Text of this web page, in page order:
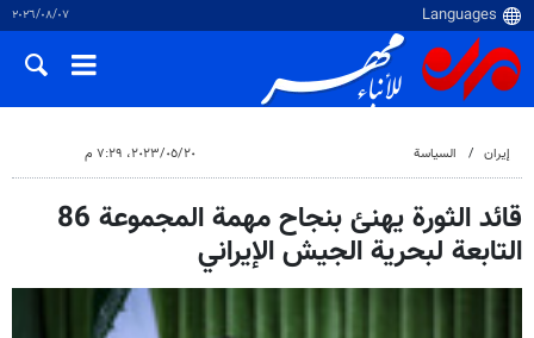
٠٧‏/٠٨‏/٢٠٢٦
إيران السياسة ٢٠‏/٠٥‏/٢٠٢٣، ٧:٢٩ م
قائد الثورة يهنئ بنجاح مهمة المجموعة 86
التابعة لبحرية الجيش الإيراني